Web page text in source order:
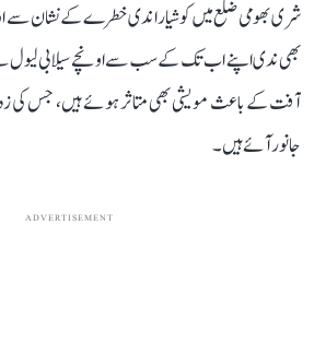
شری بھومی ضلع میں کوشیارا ندی خطرے کے نشان سے
بھی ندی اپنے اب تک کے سب سے اونچے سیلابی لیول
جانور آئے ہیں۔
ADVERTISEMENT